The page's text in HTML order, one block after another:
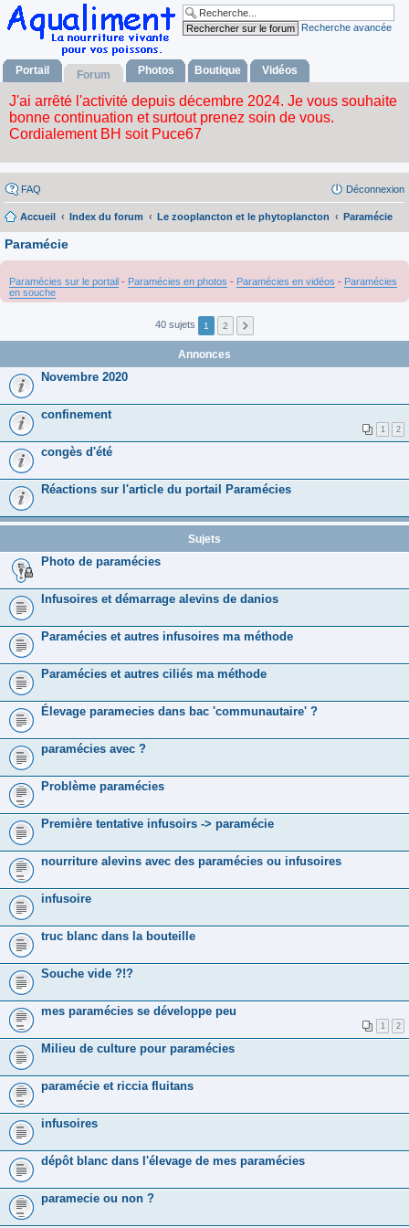
Recherche avancée
Portail Forum Photos Boutique Vidéos
FAQ Déconnexion
Accueil Index du forum Le zooplancton et le phytoplancton Paramécie
Paramécie
Paramécies sur le portail - Paramécies en photos - Paramécies en vidéos - Paramécies
en souche
40 sujets 1 2
Annonces
Novembre 2020
confinement
1 2
congès d'été
Réactions sur l'article du portail Paramécies
Sujets
Photo de paramécies
Infusoires et démarrage alevins de danios
Paramécies et autres infusoires ma méthode
Paramécies et autres ciliés ma méthode
Élevage paramecies dans bac 'communautaire' ?
paramécies avec ?
Problème paramécies
Première tentative infusoirs -> paramécie
nourriture alevins avec des paramécies ou infusoires
infusoire
truc blanc dans la bouteille
Souche vide ?!?
mes paramécies se développe peu
1 2
Milieu de culture pour paramécies
paramécie et riccia fluitans
infusoires
dépôt blanc dans l'élevage de mes paramécies
paramecie ou non ?